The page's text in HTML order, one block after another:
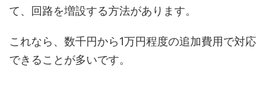
て、回路を増設する方法があります。
これなら、数千円から1万円程度の追加費用で対応
できることが多いです。